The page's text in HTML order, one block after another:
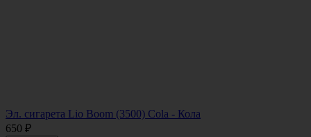
Эл. сигарета Lio Boom (3500) Cola - Кола
650 ₽